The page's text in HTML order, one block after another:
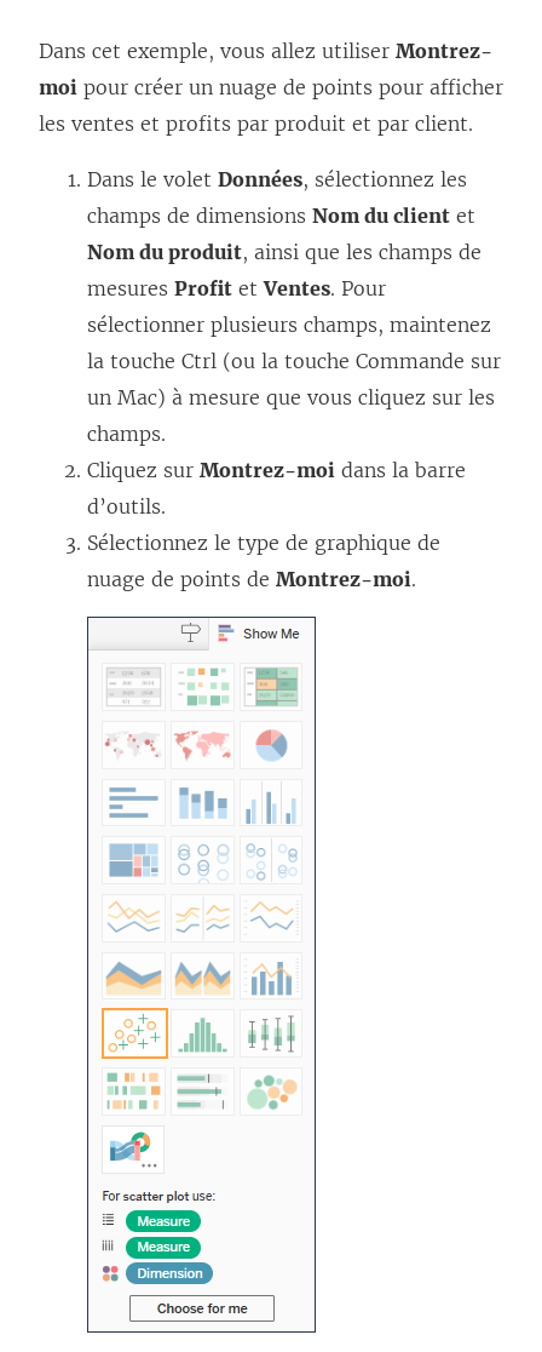
Dans cet exemple, vous allez utiliser Montrez-
moi pour créer un nuage de points pour afficher
les ventes et profits par produit et par client.
Dans le volet Données, sélectionnez les
champs de dimensions Nom du client et
Nom du produit, ainsi que les champs de
mesures Profit etVentes. Pour
sélectionner plusieurs champs, maintenez
la touche Ctrl (ou la touche Commande sur
un Mac) à mesure que vous cliquez sur les
champs.
Cliquez sur Montrez-moi dans la barre
d’outils.
Sélectionnez le type de graphique de
nuage de points de Montrez-moi.